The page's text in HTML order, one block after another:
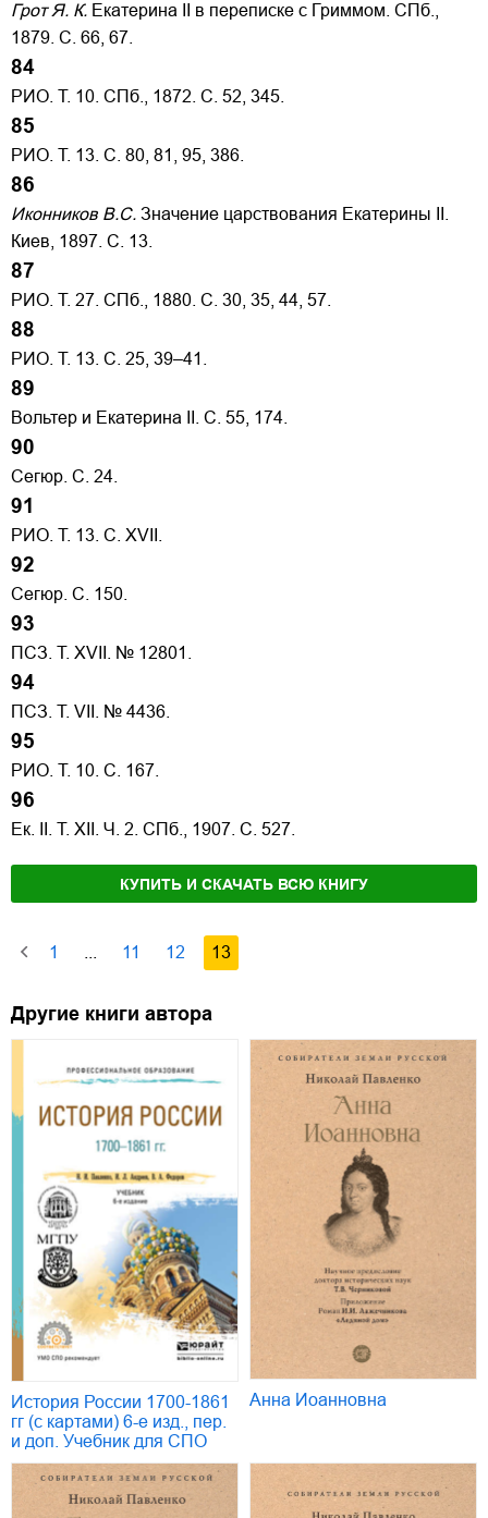
Грот Я. К. Екатерина II в переписке с Гриммом. СПб.,
1879. С. 66, 67.
84
РИО. Т. 10. СПб., 1872. С. 52, 345.
85
РИО. Т. 13. С. 80, 81, 95, 386.
86
Иконников B.C. Значение царствования Екатерины II.
Киев, 1897. С. 13.
87
РИО. Т. 27. СПб., 1880. С. 30, 35, 44, 57.
88
РИО. Т. 13. С. 25, 39–41.
89
Вольтер и Екатерина II. С. 55, 174.
90
Сегюр. С. 24.
91
РИО. Т. 13. С. XVII.
92
Сегюр. С. 150.
93
ПСЗ. Т. XVII. № 12801.
94
ПСЗ. Т. VII. № 4436.
95
РИО. Т. 10. С. 167.
96
Ек. II. Т. XII. Ч. 2. СПб., 1907. С. 527.
КУПИТЬ И СКАЧАТЬ ВСЮ КНИГУ
1 11 12 13
Другие книги автора
История России 1700-1861
гг (с картами) 6-е изд., пер.
и доп. Учебник для СПО
Анна Иоанновна